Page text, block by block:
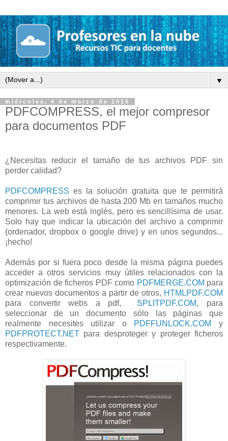
▼
miércoles, 4 de marzo de 2015
PDFCOMPRESS, el mejor compresor
para documentos PDF
¿Necesitas reducir el tamaño de tus archivos PDF sin
perder calidad?
PDFCOMPRESSes la solución gratuita que te permitirá
comprimir tus archivos de hasta 200 Mb en tamaños mucho
menores. La web está inglés, pero es sencillísima de usar.
Solo hay que indicar la ubicación del archivo a comprimir
(ordenador, dropbox o google drive) y en unos segundos...
¡hecho!
Además por si fuera poco desde la misma página puedes
acceder a otros servicios muy útiles relacionados con la
optimización de ficheros PDF como PDFMERGE.COM para
crear nuevos documentos a partir de otros, HTMLPDF.COM
para convertir webs a pdf, SPLITPDF.COM, para
seleccionar de un documento sólo las páginas que
realmente necesites utilizar o PDFFUNLOCK.COM
y
PDFPROTECT.NET para desproteger y proteger ficheros
respectivamente.